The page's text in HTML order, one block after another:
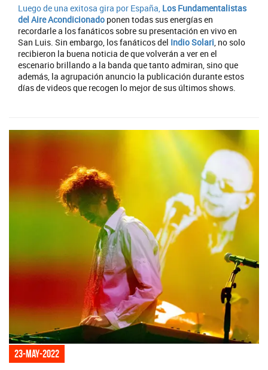
Luego de una exitosa gira por España, Los Fundamentalistas
del Aire Acondicionado ponen todas sus energías en
recordarle a los fanáticos sobre su presentación en vivo en
San Luis. Sin embargo, los fanáticos del Indio Solari , no solo
recibieron la buena noticia de que volverán a ver en el
escenario brillando a la banda que tanto admiran, sino que
además, la agrupación anuncio la publicación durante estos
días de videos que recogen lo mejor de sus últimos shows.
23-may-2022